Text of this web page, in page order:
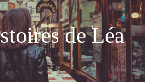
de Léa